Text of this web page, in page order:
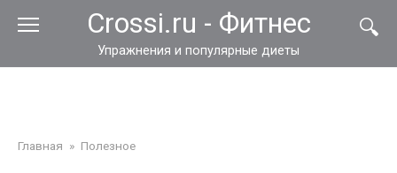
Crossi.ru - Фитнес
Упражнения и популярные диеты
Главная » Полезное